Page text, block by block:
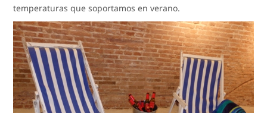
temperaturas que soportamos en verano.